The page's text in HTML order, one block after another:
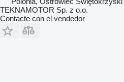
TEKNAMOTOR Sp. z o.o.
Contacte con el vendedor